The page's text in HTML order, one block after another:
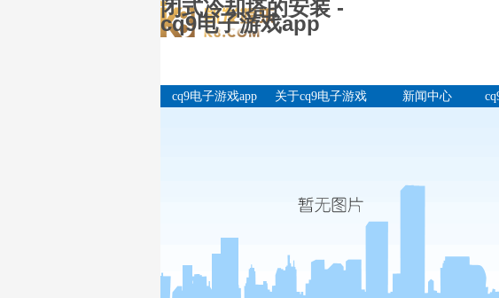
闭式冷却塔的安装 -
cq9电子游戏app
cq9电子游戏app
关于cq9电子游戏
新闻中心